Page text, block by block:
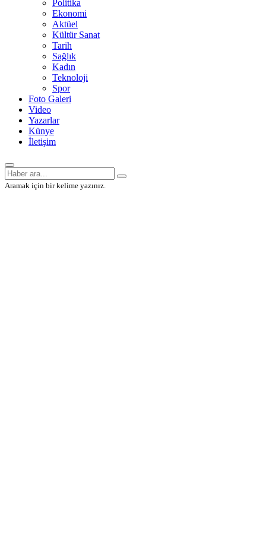
Politika
Ekonomi
Aktüel
Kültür Sanat
Tarih
Sağlık
Kadın
Teknoloji
Spor
Foto Galeri
Video
Yazarlar
Künye
İletişim
Aramak için bir kelime yazınız.